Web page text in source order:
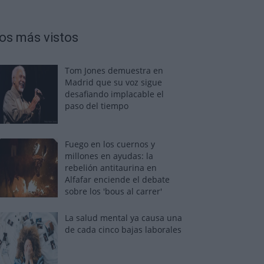
más vistos
Tom Jones demuestra en
Madrid que su voz sigue
desafiando implacable el
paso del tiempo
Fuego en los cuernos y
millones en ayudas: la
rebelión antitaurina en
Alfafar enciende el debate
sobre los 'bous al carrer'
La salud mental ya causa una
de cada cinco bajas laborales